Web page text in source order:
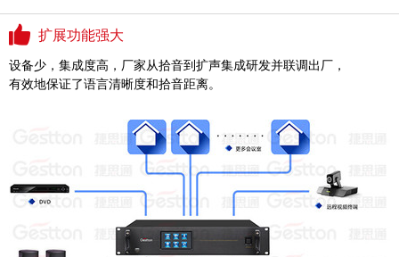
扩展功能强大
设备少，集成度高，厂家从拾音到扩声集成研发并联调出厂，
有效地保证了语言清晰度和拾音距离。